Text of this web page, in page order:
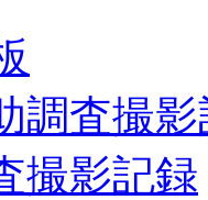
調査撮
撮影記録